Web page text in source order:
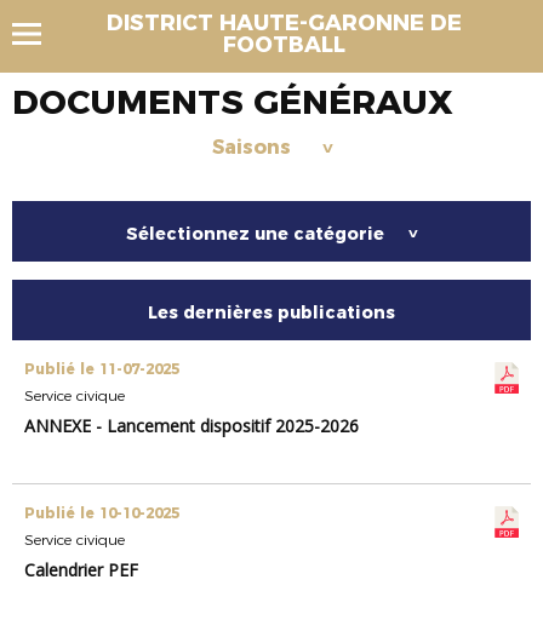
DISTRICT HAUTE-GARONNE DE
FOOTBALL
DOCUMENTS GÉNÉRAUX
Saisons >
Sélectionnez une catégorie >
Les dernières publications
Publié le 11-07-2025
Service civique
ANNEXE - Lancement dispositif 2025-2026
Publié le 10-10-2025
Service civique
Calendrier PEF